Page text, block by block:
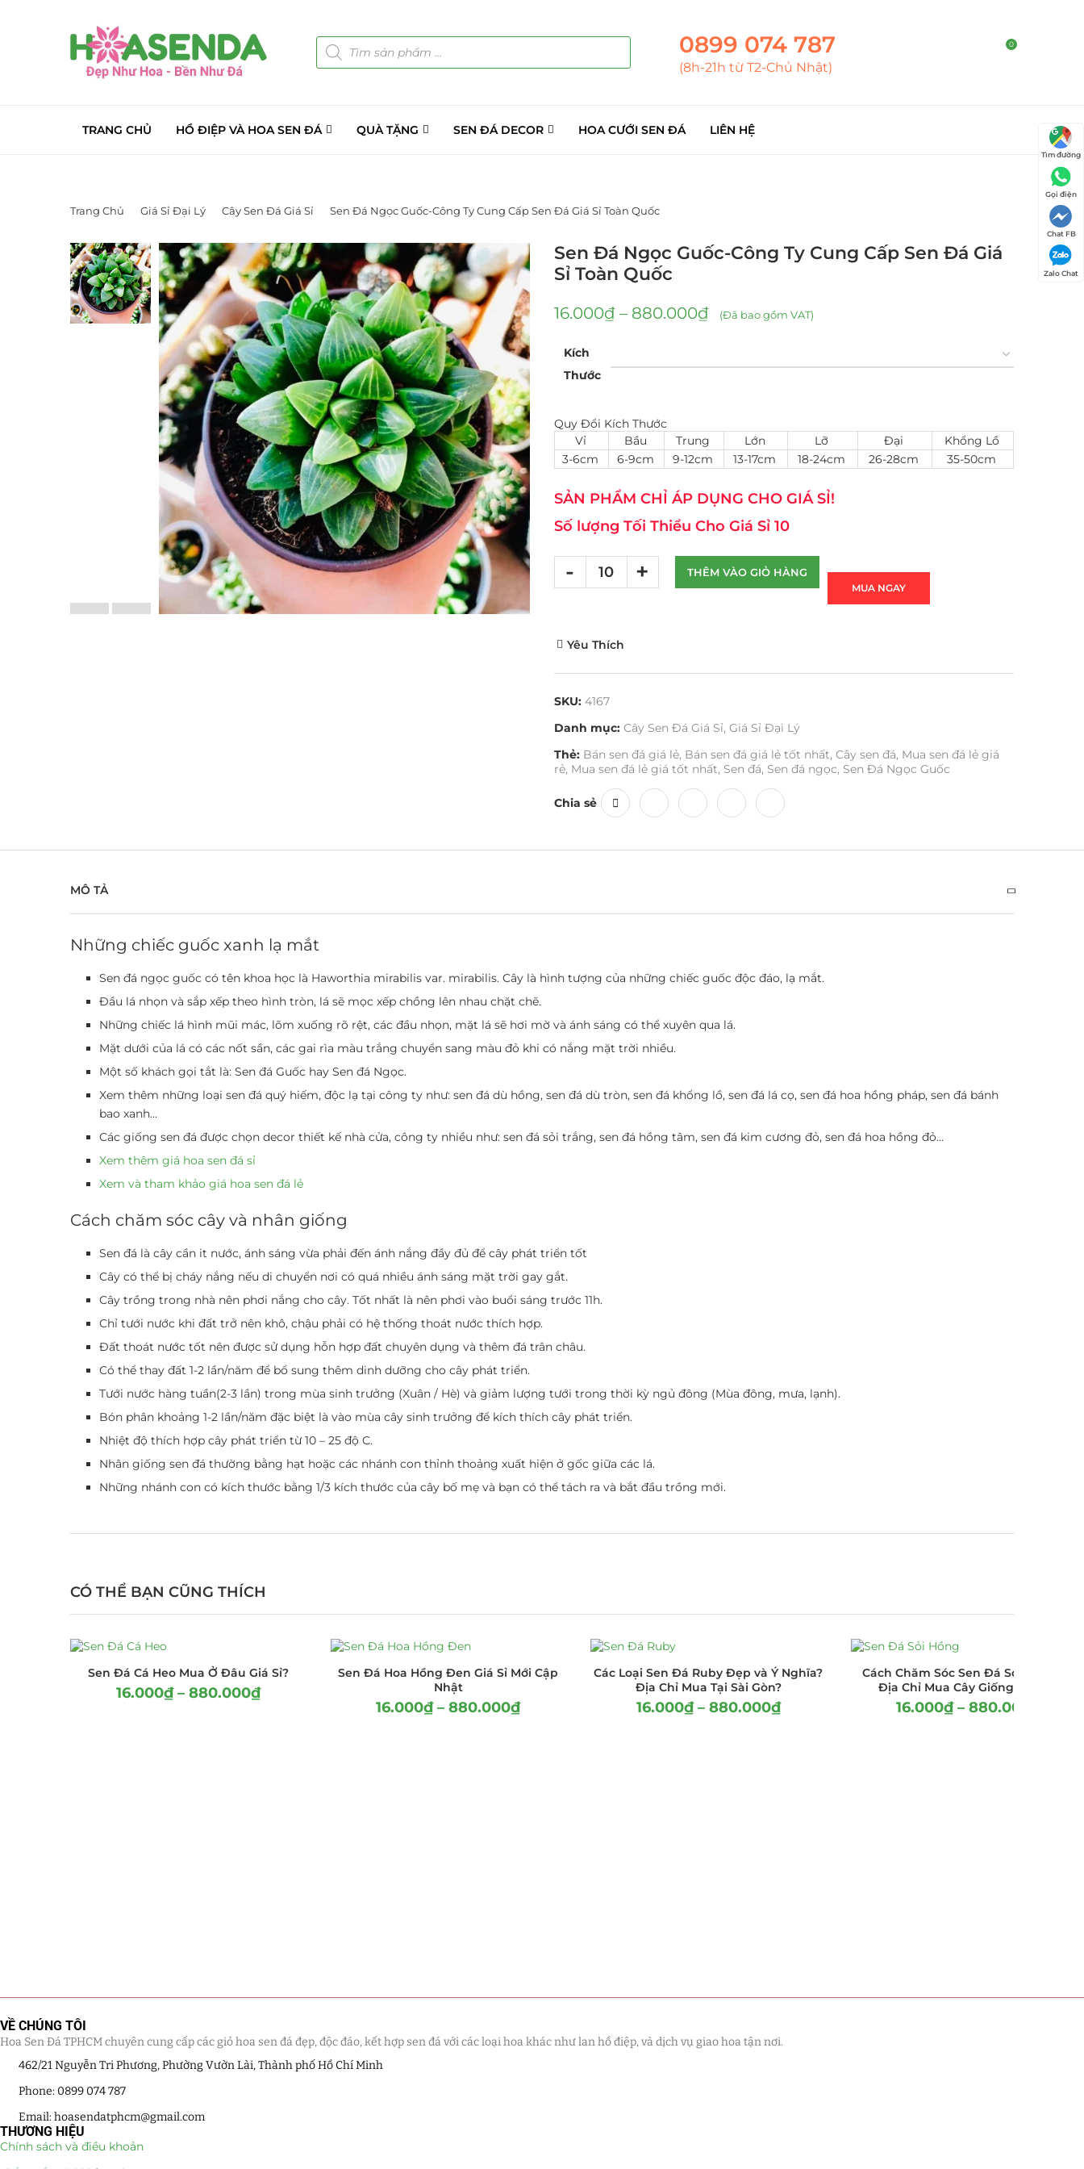
0899 074 787
(8h-21h từ T2-Chủ Nhật)
0
TRANG CHỦ HỒ ĐIỆP VÀ HOA SEN ĐÁ QUÀ TẶNG SEN ĐÁ DECOR HOA CƯỚI SEN ĐÁ LIÊN HỆ
Trang Chủ Giá Sỉ Đại Lý Cây Sen Đá Giá Sỉ Sen Đá Ngọc Guốc-Công Ty Cung Cấp Sen Đá Giá Sỉ Toàn Quốc
Sen Đá Ngọc Guốc-Công Ty Cung Cấp Sen Đá Giá
Sỉ Toàn Quốc
16.000₫ – 880.000₫ (Đã bao gồm VAT)
Kích
Thước
Quy Đổi Kích Thước
Vỉ
Bầu Trung Lớn Lỡ Đại
Khổng Lồ
3-6cm
6-9cm 9-12cm 13-17cm 18-24cm 26-28cm 35-50cm
SẢN PHẨM CHỈ ÁP DỤNG CHO GIÁ SỈ!
Số lượng Tối Thiểu Cho Giá Sỉ 10
THÊM VÀO GIỎ HÀNG
MUA NGAY
Yêu Thích
SKU: 4167
Danh mục: Cây Sen Đá Giá Sỉ, Giá Sỉ Đại Lý
Thẻ: Bán sen đá giá lẻ, Bán sen đá giá lẻ tốt nhất, Cây sen đá, Mua sen đá lẻ giá
rẻ, Mua sen đá lẻ giá tốt nhất, Sen đá, Sen đá ngọc, Sen Đá Ngọc Guốc
Chia sẻ
MÔ TẢ
Những chiếc guốc xanh lạ mắt
Sen đá ngọc guốc có tên khoa học là Haworthia mirabilis var. mirabilis. Cây là hình tượng của những chiếc guốc độc đáo, lạ mắt.
Đầu lá nhọn và sắp xếp theo hình tròn, lá sẽ mọc xếp chồng lên nhau chặt chẽ.
Những chiếc lá hình mũi mác, lõm xuống rõ rệt, các đầu nhọn, mặt lá sẽ hơi mờ và ánh sáng có thể xuyên qua lá.
Mặt dưới của lá có các nốt sần, các gai rìa màu trắng chuyển sang màu đỏ khi có nắng mặt trời nhiều.
Một số khách gọi tắt là: Sen đá Guốc hay Sen đá Ngọc.
Xem thêm những loại sen đá quý hiếm, độc lạ tại công ty như: sen đá dù hồng, sen đá dù tròn, sen đá khổng lồ, sen đá lá cọ, sen đá hoa hồng pháp, sen đá bánh
bao xanh…
Các giống sen đá được chọn decor thiết kế nhà cửa, công ty nhiều như: sen đá sỏi trắng, sen đá hồng tâm, sen đá kim cương đỏ, sen đá hoa hồng đỏ…
Xem thêm giá hoa sen đá sỉ
Xem và tham khảo giá hoa sen đá lẻ
Cách chăm sóc cây và nhân giống
Sen đá là cây cần it nước, ánh sáng vừa phải đến ánh nắng đầy đủ để cây phát triển tốt
Cây có thể bị cháy nắng nếu di chuyển nơi có quá nhiều ánh sáng mặt trời gay gắt.
Cây trồng trong nhà nên phơi nắng cho cây. Tốt nhất là nên phơi vào buổi sáng trước 11h.
Chỉ tưới nước khi đất trở nên khô, chậu phải có hệ thống thoát nước thích hợp.
Đất thoát nước tốt nên được sử dụng hỗn hợp đất chuyên dụng và thêm đá trân châu.
Có thể thay đất 1-2 lần/năm để bổ sung thêm dinh dưỡng cho cây phát triển.
Tưới nước hàng tuần(2-3 lần) trong mùa sinh trưởng (Xuân / Hè) và giảm lượng tưới trong thời kỳ ngủ đông (Mùa đông, mưa, lạnh).
Bón phân khoảng 1-2 lần/năm đặc biệt là vào mùa cây sinh trưởng để kích thích cây phát triển.
Nhiệt độ thích hợp cây phát triển từ 10 – 25 độ C.
Nhân giống sen đá thường bằng hạt hoặc các nhánh con thỉnh thoảng xuất hiện ở gốc giữa các lá.
Những nhánh con có kích thước bằng 1/3 kích thước của cây bố mẹ và bạn có thể tách ra và bắt đầu trồng mới.
CÓ THỂ BẠN CŨNG THÍCH
Sen Đá Cá Heo Mua Ở Đâu Giá Sỉ?
16.000₫ – 880.000₫
Sen Đá Hoa Hồng Đen Giá Sỉ Mới Cập
Nhật
16.000₫ – 880.000₫
Các Loại Sen Đá Ruby Đẹp và Ý Nghĩa?
Địa Chỉ Mua Tại Sài Gòn?
16.000₫ – 880.000₫
Cách Chăm Sóc Sen Đá Sỏi Hồng Và
Địa Chỉ Mua Cây Giống Giá Tốt
16.000₫ – 880.000
VỀ CHÚNG TÔI
Hoa Sen Đá TPHCM chuyên cung cấp các giỏ hoa sen đá đẹp, độc đáo, kết hợp sen đá với các loại hoa khác như lan hồ điệp, và dịch vụ giao hoa tận nơi.
462/21 Nguyễn Tri Phương, Phường Vườn Lài, Thành phố Hồ Chí Minh
Phone: 0899 074 787
Email: hoasendatphcm@gmail.com
THƯƠNG HIỆU
Chính sách và điều khoản
Tìm đường
Gọi điện
Chat FB
Zalo Chat